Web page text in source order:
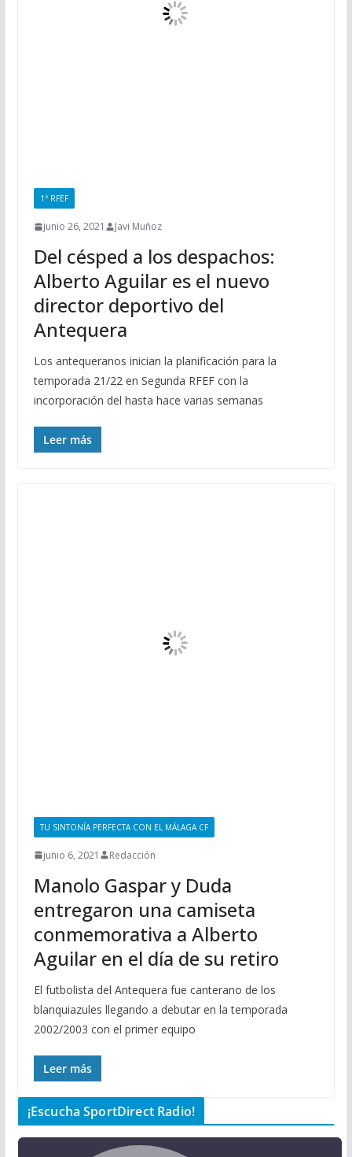
1ª RFEF
junio 26, 2021 Javi Muñoz
Del césped a los despachos:
Alberto Aguilar es el nuevo
director deportivo del
Antequera
Los antequeranos inician la planificación para la
temporada 21/22 en Segunda RFEF con la
incorporación del hasta hace varias semanas
Leer más
TU SINTONÍA PERFECTA CON EL MÁLAGA CF
junio 6, 2021 Redacción
Manolo Gaspar y Duda
entregaron una camiseta
conmemorativa a Alberto
Aguilar en el día de su retiro
El futbolista del Antequera fue canterano de los
blanquiazules llegando a debutar en la temporada
2002/2003 con el primer equipo
Leer más
¡Escucha SportDirect Radio!